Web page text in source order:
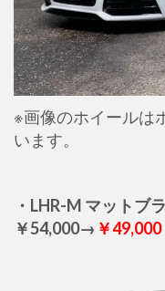
※画像のホイールは
います。
・LHR-M マットブ
￥54,000→ ￥49,000